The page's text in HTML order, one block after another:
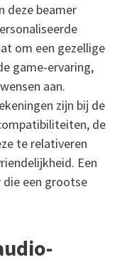
deze beamer
om een gezellige
game-ervaring,
aan.
zijn bij de
de
te relativeren
Een
een grootse